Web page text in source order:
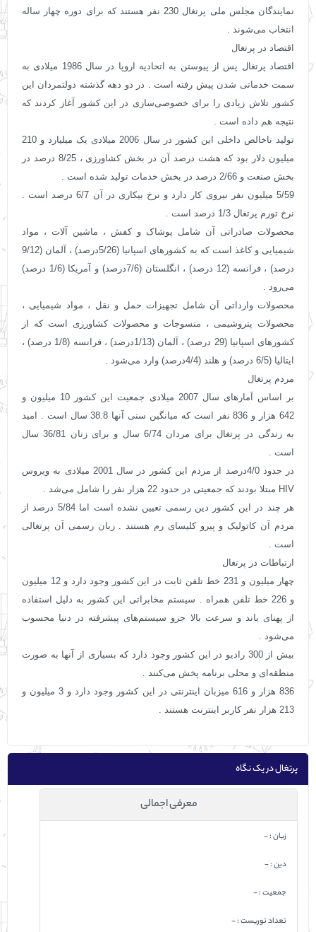
نمایندگان مجلس ملی پرتغال 230 نفر هستند که برای دوره چهار ساله
انتخاب می‌شوند .
اقتصاد در پرتغال
اقتصاد پرتغال پس از پیوستن به اتحادیه اروپا در سال 1986 میلادی به
سمت خدماتی شدن پیش رفته است . در دو دهه گذشته دولتمردان این
کشور تلاش زیادی را برای خصوصی‌سازی در این کشور آغاز کردند که
نتیجه هم داده است .
تولید ناخالص داخلی این‌ کشور در سال 2006 میلادی یک میلیارد و 210
میلیون دلار بود که هشت درصد آن در بخش کشاورزی ، 8/25 درصد در
بخش صنعت و 2/66 درصد در بخش خدمات تولید شده است .
5/59 میلیون نفر نیروی کار دارد و نرخ بیکاری در آن 6/7 درصد است .
نرخ تورم پرتغال 1/3 درصد است .
محصولات صادراتی آن شامل پوشاک و کفش ، ماشین آلات ، مواد
شیمیایی و کاغذ است که به کشورهای اسپانیا (5/26درصد) ، آلمان (9/12
درصد) ، فرانسه (12 درصد) ، انگلستان (7/6درصد) و آمریکا (1/6 درصد)
می‌رود .
محصولات وارداتی آن شامل تجهیزات حمل ‌و ‌نقل ، مواد شیمیایی ،
محصولات پتروشیمی ، منسوجات و محصولات کشاورزی است که از
کشورهای اسپانیا (29 درصد) ، آلمان (1/13درصد) ، فرانسه (1/8 درصد) ،
ایتالیا (6/5 درصد) و هلند (4/4درصد) وارد می‌شود .
مردم پرتغال
بر اساس آمارهای سال 2007 میلادی جمعیت این کشور 10 میلیون و
642 هزار و 836 نفر است که میانگین سنی آنها 38.8 سال است . امید
به زندگی در پرتغال برای مردان 6/74 سال و برای زنان 36/81 سال
است .
در حدود 4/0درصد از مردم این کشور در سال 2001 میلادی به ویروس
HIV مبتلا بودند که جمعیتی در حدود 22 هزار نفر را شامل می‌شد .
هر چند در این کشور دین رسمی تعیین نشده است اما 5/84 درصد از
مردم آن کاتولیک و پیرو کلیسای رم هستند . زبان رسمی آن پرتغالی
است .
ارتباطات در پرتغال
چهار میلیون و 231 خط تلفن ثابت در این کشور وجود دارد و 12 میلیون
و 226 خط تلفن همراه . سیستم مخابراتی این کشور به دلیل استفاده
از پهنای باند و سرعت بالا جزو سیستم‌های پیشرفته در دنیا محسوب
می‌شود .
بیش از 300 رادیو در این کشور وجود دارد که بسیاری از آنها به صورت
منطقه‌ای و محلی برنامه پخش می‌کنند .
836 هزار و 616 میزبان اینترنتی در این کشور وجود دارد و 3 میلیون و
213 هزار نفر کاربر اینترنت هستند .
پرتغال در یک نگاه
معرفی اجمالی
زبان : -
دين : -
جمعيت : -
تعداد توریست : -